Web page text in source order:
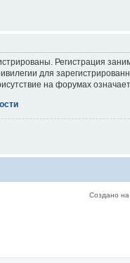
Регистрация
для
на форумах
Создано на